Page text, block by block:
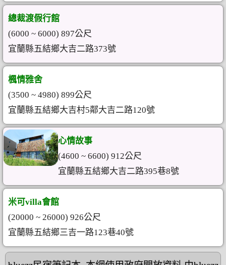
總裁渡假行館
(6000 ~ 6000) 897公尺
宜蘭縣五結鄉大吉二路373號
楓情雅舍
(3500 ~ 4980) 899公尺
宜蘭縣五結鄉大吉村5鄰大吉二路120號
心情故事
(4600 ~ 6600) 912公尺
宜蘭縣五結鄉大吉二路395巷8號
米可villa會館
(20000 ~ 26000) 926公尺
宜蘭縣五結鄉三吉一路123巷40號